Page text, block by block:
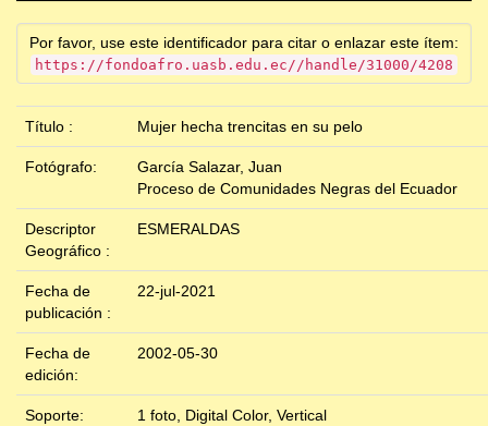
Por favor, use este identificador para citar o enlazar este ítem:
https://fondoafro.uasb.edu.ec//handle/31000/4208
Título : Mujer hecha trencitas en su pelo
Fotógrafo:
García Salazar, Juan
Proceso de Comunidades Negras del Ecuador
Descriptor
Geográfico :
ESMERALDAS
Fecha de
publicación :
22-jul-2021
Fecha de
edición:
2002-05-30
Soporte:
1 foto, Digital Color, Vertical